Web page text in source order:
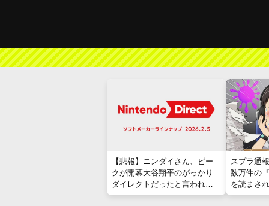
【悲報】ニンダイさん、ピー
クが開幕大谷翔平のがっかり
ダイレクトだったと言われて
しまう
スプラ通
数万件の
を読まさ